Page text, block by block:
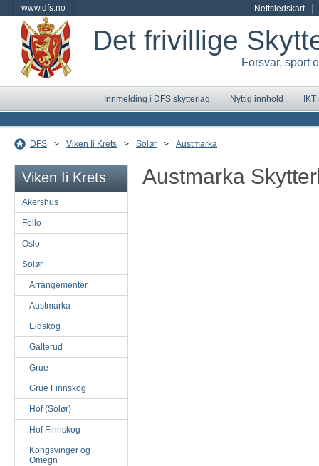
www.dfs.no Nettstedskart
Det frivillige
Forsvar, sport
Innmelding i DFS skytterlag Nyttig innhold
DFS > Viken Ii Krets > Solør > Austmarka
Viken Ii Krets
Akershus
Follo
Oslo
Solør
Arrangementer
Austmarka
Eidskog
Galterud
Grue
Grue Finnskog
Hof (Solør)
Hof Finnskog
Kongsvinger og
Omegn
Austmarka